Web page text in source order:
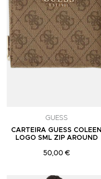
GUESS
CARTEIRA GUESS COLEEN
LOGO SML ZIP AROUND
50,00 €